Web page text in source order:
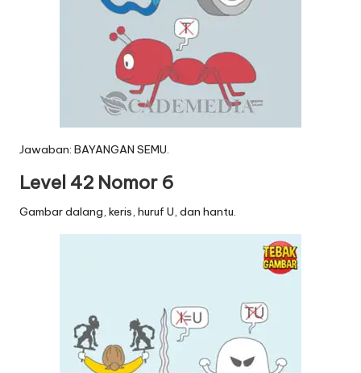
Jawaban: BAYANGAN SEMU.
Level 42 Nomor 6
Gambar dalang, keris, huruf U, dan hantu.